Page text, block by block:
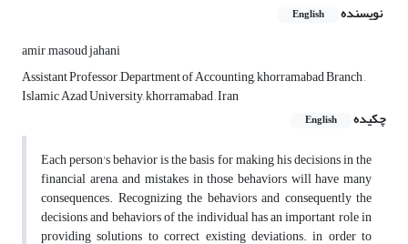
نویسنده English
amir ,masoud jahani
Assistant Professor ,Department of Accounting, khorramabad Branch ,
Islamic Azad University, khorramabad , Iran
چکیده
English
Each person's behavior is the basis for making his decisions in the
financial arena, and mistakes in those behaviors will have many
consequences. Recognizing the behaviors and consequently the
decisions and behaviors of the individual has an important role in
providing solutions to correct existing deviations. in order to